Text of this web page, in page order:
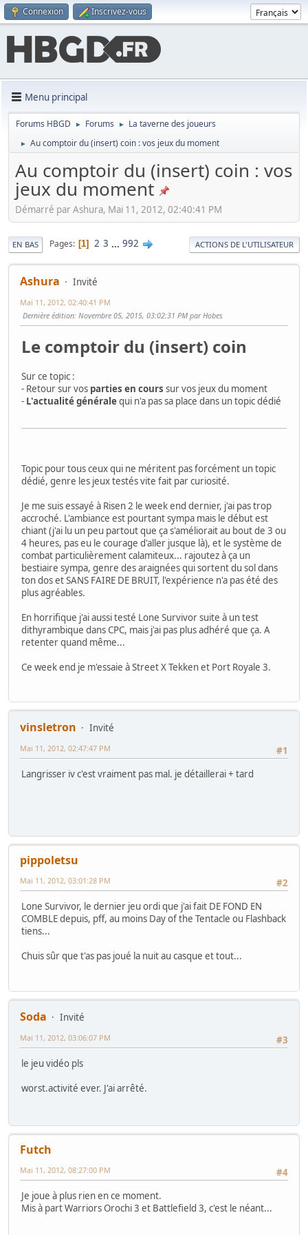
Connexion Inscrivez-vous
Menu principal
Forums HBGD ► Forums ► La taverne des joueurs
► Au comptoir du (insert) coin : vos jeux du moment
Au comptoir du (insert) coin : vos
jeux du moment
Démarré par Ashura, Mai 11, 2012, 02:40:41 PM
EN BAS Pages 1 2 3 ... 992 ACTIONS DE L'UTILISATEUR
Ashura Invité
Mai 11, 2012, 02:40:41 PM
Dernière édition: Novembre 05, 2015, 03:02:31 PM par Hobes
Le comptoir du (insert) coin
Sur ce topic :
- Retour sur vos parties en cours sur vos jeux du moment
- L'actualité généralequi n'a pas sa place dans un topic dédié
Topic pour tous ceux qui ne méritent pas forcément un topic
dédié, genre les jeux testés vite fait par curiosité.
Je me suis essayé à Risen 2 le week end dernier, j'ai pas trop
accroché. L'ambiance est pourtant sympa mais le début est
chiant (j'ai lu un peu partout que ça s'améliorait au bout de 3 ou
4 heures, pas eu le courage d'aller jusque là), et le système de
combat particulièrement calamiteux... rajoutez à ça un
bestiaire sympa, genre des araignées qui sortent du sol dans
ton dos et SANS FAIRE DE BRUIT, l'expérience n'a pas été des
plus agréables.
En horrifique j'ai aussi testé Lone Survivor suite à un test
dithyrambique dans CPC, mais j'ai pas plus adhéré que ça. A
retenter quand même...
Ce week end je m'essaie à Street X Tekken et Port Royale 3.
vinsletron
Invité
#1
Mai 11, 2012, 02:47:47 PM
Langrisser iv c'est vraiment pas mal. je détaillerai + tard
pippoletsu
#2
Mai 11, 2012, 03:01:28 PM
Lone Survivor, le dernier jeu ordi que j'ai fait DE FOND EN
COMBLE depuis, pff, au moins Day of the Tentacle ou Flashback
tiens...
Chuis sûr que t'as pas joué la nuit au casque et tout...
Soda
Invité
#3
Mai 11, 2012, 03:06:07 PM
le jeu vidéo pls
worst.activité ever. J'ai arrêté.
Futch
#4
Mai 11, 2012, 08:27:00 PM
Je joue à plus rien en ce moment.
Mis à part Warriors Orochi 3 et Battlefield 3, c'est le néant...